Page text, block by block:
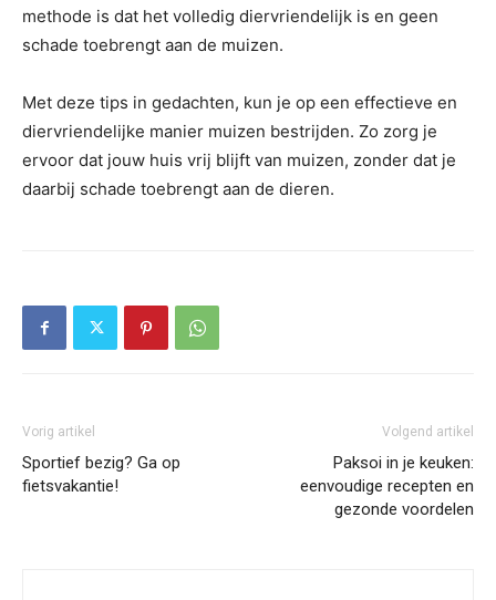
methode is dat het volledig diervriendelijk is en geen
schade toebrengt aan de muizen.
Met deze tips in gedachten, kun je op een effectieve en
diervriendelijke manier muizen bestrijden. Zo zorg je
ervoor dat jouw huis vrij blijft van muizen, zonder dat je
daarbij schade toebrengt aan de dieren.
Vorig artikel
Sportief bezig? Ga op
fietsvakantie!
Volgend artikel
Paksoi in je keuken:
eenvoudige recepten en
gezonde voordelen